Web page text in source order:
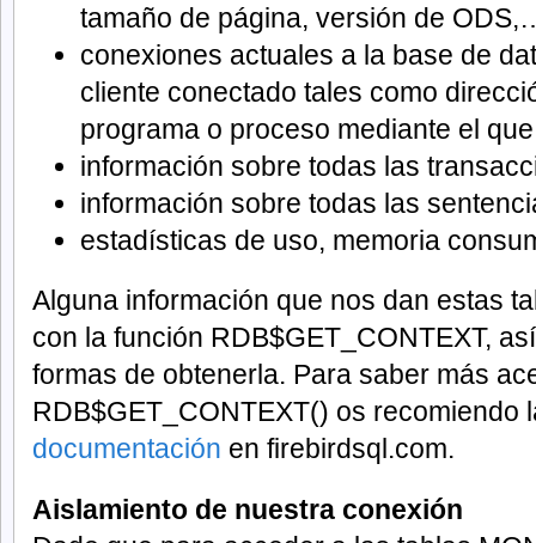
tamaño de página, versión de
conexiones actuales a la base de
cliente conectado tales como
programa o proceso mediante el
información sobre todas las
información sobre todas las
estadísticas de uso, memoria
Alguna información que nos dan estas
con la función RDB$GET_CONTEXT,
formas de obtenerla. Para saber más
RDB$GET_CONTEXT() os recomiendo
documentación en firebirdsql.com.
Aislamiento de nuestra conexión